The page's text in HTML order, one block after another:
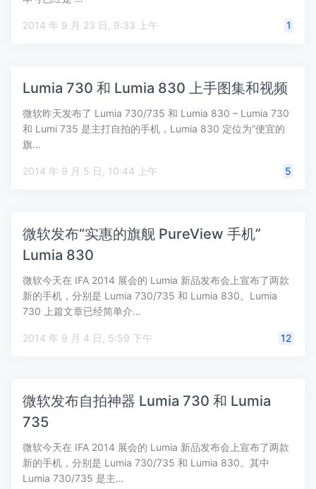
2014 年 9 月 23 日, 9:33 上午 1
Lumia 730 和 Lumia 830 上手图集和视频
微软昨天发布了 Lumia 730/735 和 Lumia 830 – Lumia 730
和 Lumi 735 是主打自拍的手机，Lumia 830 定位为“便宜的
旗…
2014 年 9 月 5 日, 10:44 上午 5
微软发布“实惠的旗舰 PureView 手机”
Lumia 830
微软今天在 IFA 2014 展会的 Lumia 新品发布会上宣布了两款
新的手机，分别是 Lumia 730/735 和 Lumia 830。Lumia
730 上篇文章已经简单介…
2014 年 9 月 4 日, 5:59 下午 12
微软发布自拍神器 Lumia 730 和 Lumia
735
微软今天在 IFA 2014 展会的 Lumia 新品发布会上宣布了两款
新的手机，分别是 Lumia 730/735 和 Lumia 830。其中
Lumia 730/735 是主…